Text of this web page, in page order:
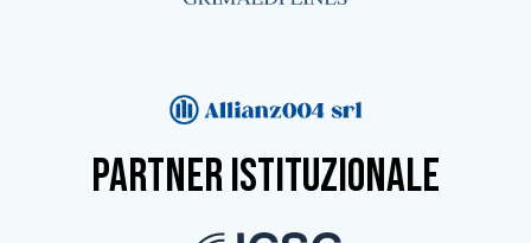
partner istituzionale